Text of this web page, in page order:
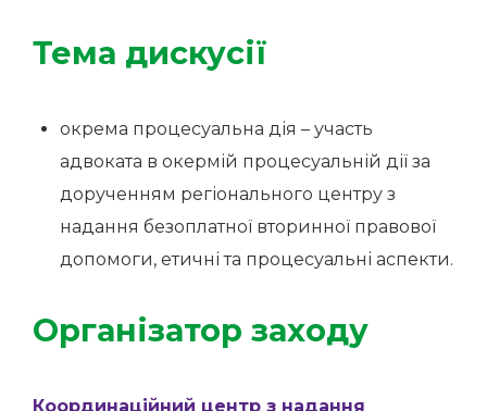
Тема дискусії
окрема процесуальна дія – участь
адвоката в окермій процесуальній дії за
дорученням регіонального центру з
надання безоплатної вторинної правової
допомоги, етичні та процесуальні аспекти.
Організатор заходу
Координаційний центр з надання